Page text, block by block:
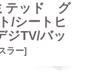
テッド グ
/シートヒ
ジTV/バッ
ラー]